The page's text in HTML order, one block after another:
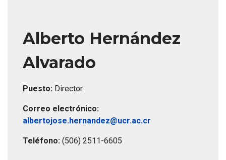
Alberto Hernández
Alvarado
Puesto: Director
Correo electrónico:
albertojose.hernandez@ucr.ac.cr
Teléfono: (506) 2511-6605